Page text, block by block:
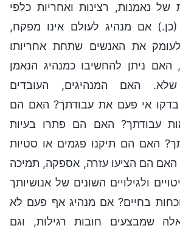
של נאמנות, רצינות ואחריות כלפי
אם מנהיג לעולם אינו מפקח,
את האנשים שתחת אחריותו
האם ניתן להחשיבו כמנהיג הנאמן
האם המנהיגים, העובדים
אי פעם את עבודתך? האם הם
עבודתך? האם הם פתרו בעיות
האם הם תיקנו פגמים או סטיות
האם הם הציעו עזרה, אספקה, תמיכה
ולגילויים השונים של אנושיותך
בחיים? אם מנהיג אף פעם לא
שמבצעים חובות רגילות, וגם